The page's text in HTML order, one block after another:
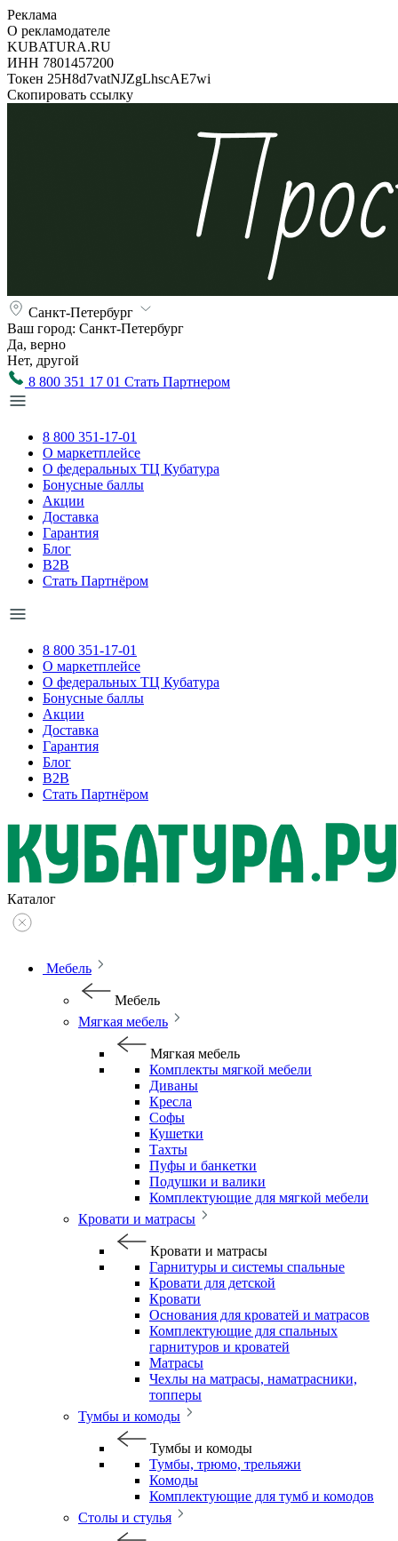
Реклама
О рекламодателе
KUBATURA.RU
ИНН 7801457200
Токен 25H8d7vatNJZgLhscAE7wi
Скопировать ссылку
Санкт-Петербург
Ваш город: Санкт-Петербург
Да, верно
Нет, другой
8 800 351 17 01 Стать Партнером
8 800 351-17-01
О маркетплейсе
О федеральных ТЦ Кубатура
Бонусные баллы
Акции
Доставка
Гарантия
Блог
B2B
Стать Партнёром
8 800 351-17-01
О маркетплейсе
О федеральных ТЦ Кубатура
Бонусные баллы
Акции
Доставка
Гарантия
Блог
B2B
Стать Партнёром
Каталог
Мебель
Мебель
Мягкая мебель
Мягкая мебель
Комплекты мягкой мебели
Диваны
Кресла
Софы
Кушетки
Тахты
Пуфы и банкетки
Подушки и валики
Комплектующие для мягкой мебели
Кровати и матрасы
Кровати и матрасы
Гарнитуры и системы спальные
Кровати для детской
Кровати
Основания для кроватей и матрасов
Комплектующие для спальных
гарнитуров и кроватей
Матрасы
Чехлы на матрасы, наматрасники,
топперы
Тумбы и комоды
Тумбы и комоды
Тумбы, трюмо, трельяжи
Комоды
Комплектующие для тумб и комодов
Столы и стулья